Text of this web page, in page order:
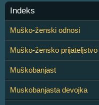
Indeks
Muško-ženski odnosi
Muško-žensko prijateljstvo
Muškobanjast
Muskobanjasta devojka